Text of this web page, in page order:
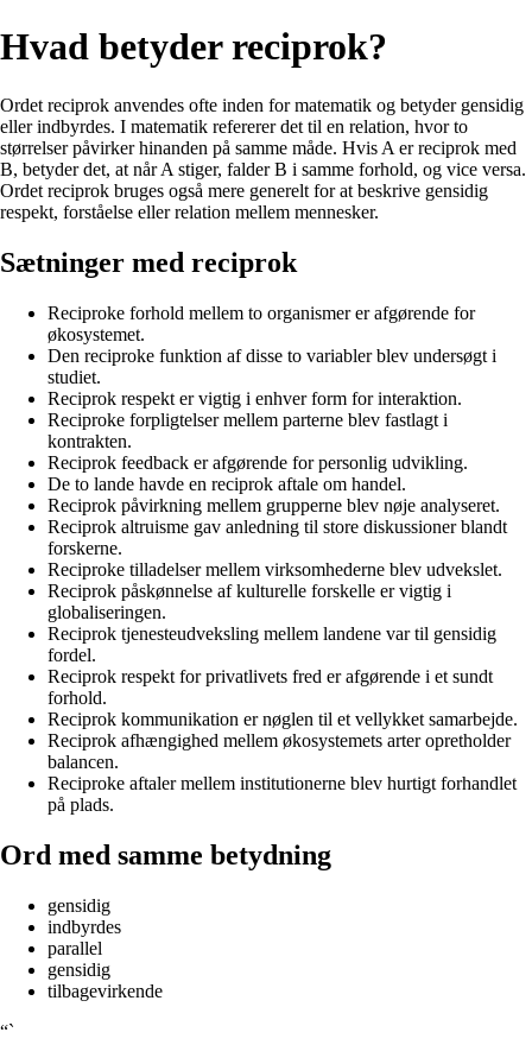
Hvad betyder reciprok?
Ordet reciprok anvendes ofte inden for matematik og betyder gensidig
eller indbyrdes. I matematik refererer det til en relation, hvor to
størrelser påvirker hinanden på samme måde. Hvis A er reciprok med
B, betyder det, at når A stiger, falder B i samme forhold, og vice versa.
Ordet reciprok bruges også mere generelt for at beskrive gensidig
respekt, forståelse eller relation mellem mennesker.
Sætninger med reciprok
Reciproke forhold mellem to organismer er afgørende for
økosystemet.
Den reciproke funktion af disse to variabler blev undersøgt i
studiet.
Reciprok respekt er vigtig i enhver form for interaktion.
Reciproke forpligtelser mellem parterne blev fastlagt i
kontrakten.
Reciprok feedback er afgørende for personlig udvikling.
De to lande havde en reciprok aftale om handel.
Reciprok påvirkning mellem grupperne blev nøje analyseret.
Reciprok altruisme gav anledning til store diskussioner blandt
forskerne.
Reciproke tilladelser mellem virksomhederne blev udvekslet.
Reciprok påskønnelse af kulturelle forskelle er vigtig i
globaliseringen.
Reciprok tjenesteudveksling mellem landene var til gensidig
fordel.
Reciprok respekt for privatlivets fred er afgørende i et sundt
forhold.
Reciprok kommunikation er nøglen til et vellykket samarbejde.
Reciprok afhængighed mellem økosystemets arter opretholder
balancen.
Reciproke aftaler mellem institutionerne blev hurtigt forhandlet
på plads.
Ord med samme betydning
gensidig
indbyrdes
parallel
gensidig
tilbagevirkende
“`